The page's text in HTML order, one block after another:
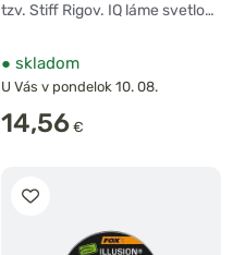
tzv. Stiff Rigov. IQ láme svetlo…
● skladom
U Vás v pondelok 10. 08.
14,56 €